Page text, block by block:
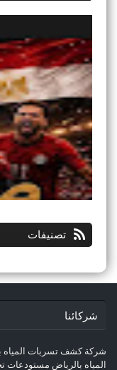
تصنيفات
شركائنا
شركة كشف تسربات المياه
المياه بالرياض مستودعات